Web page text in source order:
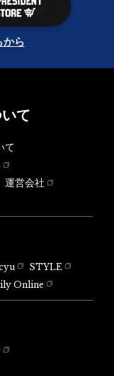
から
て
て
運営会社
STYLE
Online